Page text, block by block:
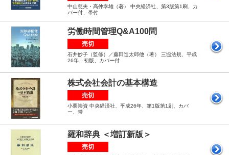
中山慈夫・高仲幸雄（著） 中央経済社、第3版第1刷、カ
バー付、帯付
労働時間管理Q&A100問
売切
石井妙子（監修）／藤田進太郎他（著） 三協法規、平成
26年、初版、カバー付
株式会社会計の基本構造
売切
小栗崇資 中央経済社、平成26年、第1版第1刷、カバ
ー、帯
羅和辞典 ＜増訂新版＞
売切